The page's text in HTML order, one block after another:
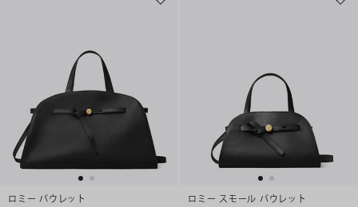
ロミー バウレット
ロミー スモール バウレット